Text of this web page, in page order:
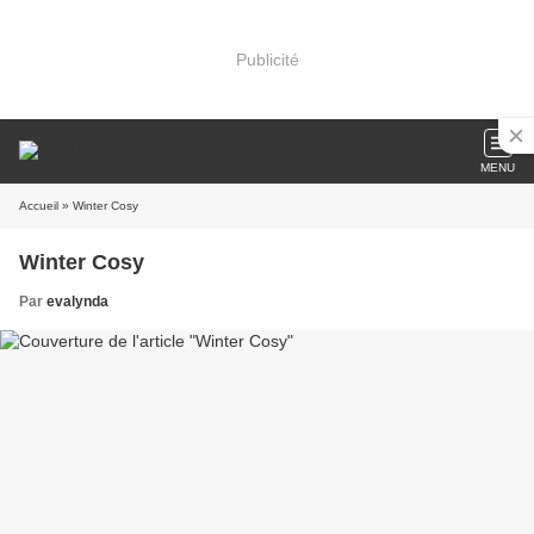
Publicité
MENU
Accueil » Winter Cosy
Winter Cosy
Par evalynda